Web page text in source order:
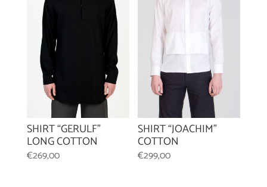
SHIRT “GERULF”
LONG COTTON
€269,00
SHIRT “JOACHIM”
COTTON
€299,00